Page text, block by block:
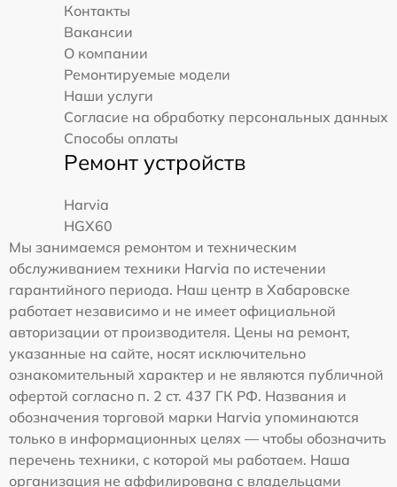
Контакты
Вакансии
О компании
Ремонтируемые модели
Наши услуги
Согласие на обработку персональных данных
Способы оплаты
Ремонт устройств
Harvia
HGX60
Мы занимаемся ремонтом и техническим
обслуживанием техники Harvia по истечении
гарантийного периода. Наш центр в Хабаровске
работает независимо и не имеет официальной
авторизации от производителя. Цены на ремонт,
указанные на сайте, носят исключительно
ознакомительный характер и не являются публичной
офертой согласно п. 2 ст. 437 ГК РФ. Названия и
обозначения торговой марки Harvia упоминаются
только в информационных целях — чтобы обозначить
перечень техники, с которой мы работаем. Наша
организация не аффилирована с владельцами